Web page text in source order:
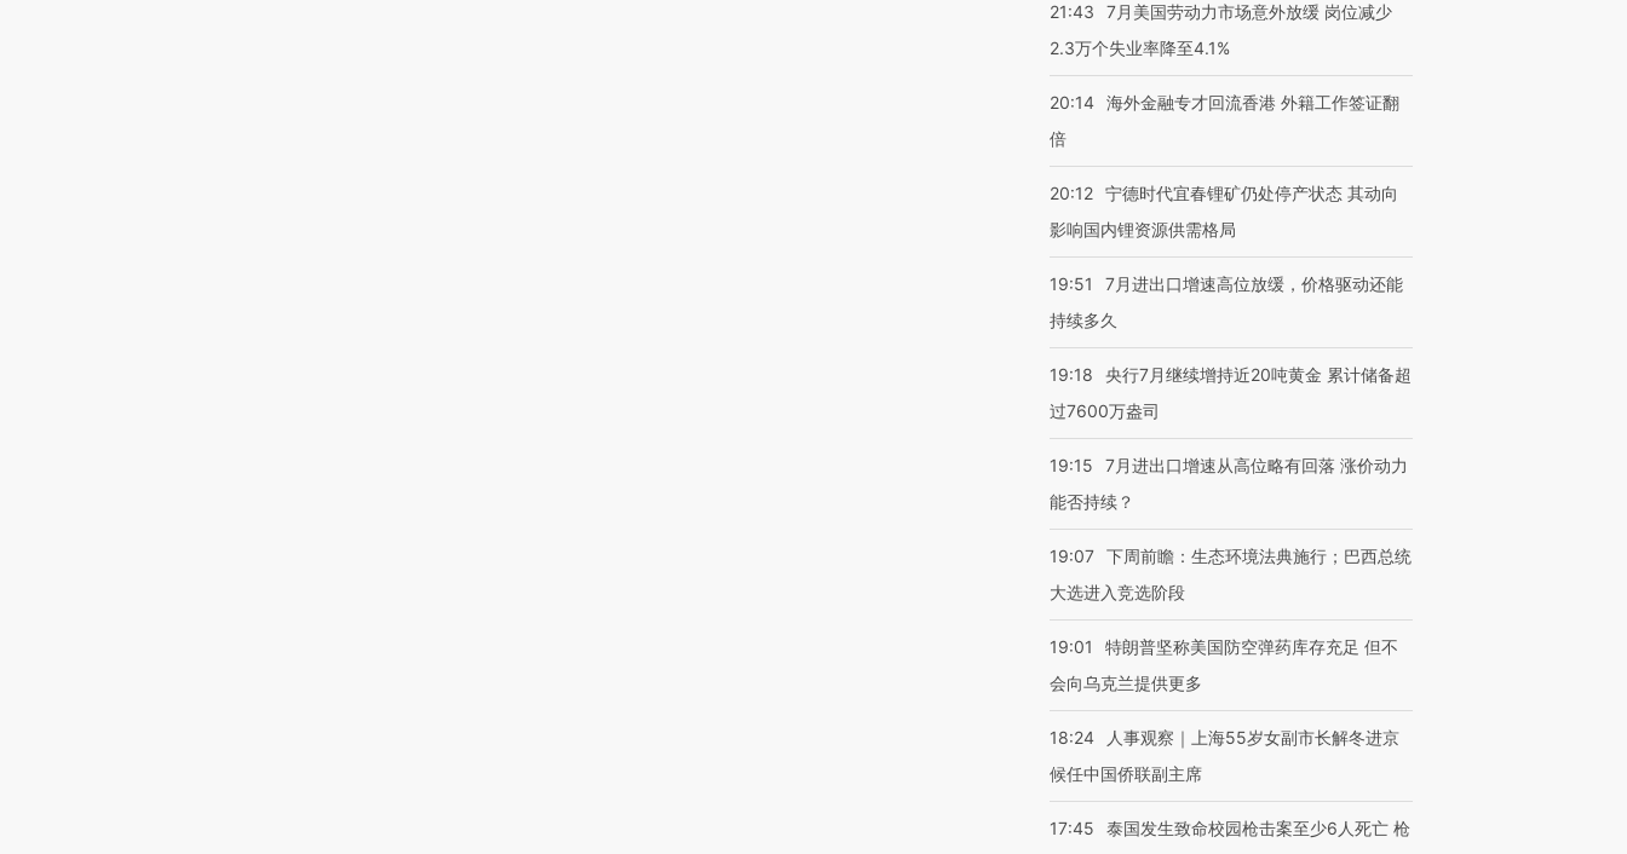
21:43
7月美国劳动力市场意外放缓 岗位减少
2.3万个失业率降至4.1%
20:14 海外金融专才回流香港 外籍工作签证翻
倍
20:12 宁德时代宜春锂矿仍处停产状态 其动向
影响国内锂资源供需格局
19:51
7月进出口增速高位放缓，价格驱动还能
持续多久
19:18
央行7月继续增持近20吨黄金 累计储备超
过7600万盎司
19:15
7月进出口增速从高位略有回落 涨价动力
能否持续？
19:07 下周前瞻：生态环境法典施行；巴西总统
大选进入竞选阶段
19:01
特朗普坚称美国防空弹药库存充足 但不
会向乌克兰提供更多
18:24
人事观察｜上海55岁女副市长解冬进京
候任中国侨联副主席
17:45 泰国发生致命校园枪击案至少6人死亡 枪